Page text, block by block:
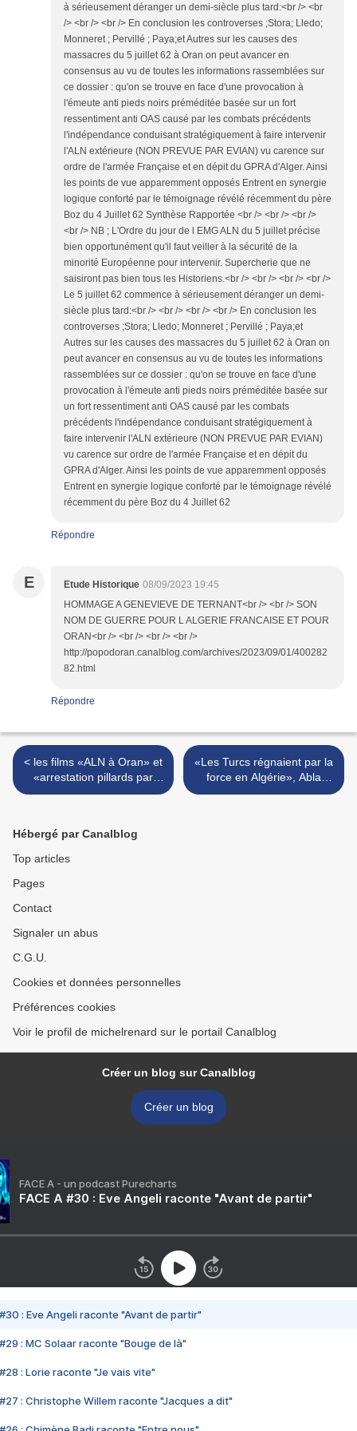
à sérieusement déranger un demi-siècle plus tard:<br /> <br
/> <br /> <br /> En conclusion les controverses ;Stora; Lledo;
Monneret ; Pervillé ; Paya;et Autres sur les causes des
massacres du 5 juillet 62 à Oran on peut avancer en
consensus au vu de toutes les informations rassemblées sur
ce dossier : qu'on se trouve en face d'une provocation à
l'émeute anti pieds noirs préméditée basée sur un fort
ressentiment anti OAS causé par les combats précédents
l'indépendance conduisant stratégiquement à faire intervenir
l'ALN extérieure (NON PREVUE PAR EVIAN) vu carence sur
ordre de l'armée Française et en dépit du GPRA d'Alger. Ainsi
les points de vue apparemment opposés Entrent en synergie
logique conforté par le témoignage révélé récemment du père
Boz du 4 Juillet 62 Synthèse Rapportée <br /> <br /> <br />
<br /> NB ; L'Ordre du jour de l EMG ALN du 5 juillet précise
bien opportunément qu'il faut veiller à la sécurité de la
minorité Européenne pour intervenir. Supercherie que ne
saisiront pas bien tous les Historiens.<br /> <br /> <br /> <br />
Le 5 juillet 62 commence à sérieusement déranger un demi-
siècle plus tard:<br /> <br /> <br /> <br /> En conclusion les
controverses ;Stora; Lledo; Monneret ; Pervillé ; Paya;et
Autres sur les causes des massacres du 5 juillet 62 à Oran on
peut avancer en consensus au vu de toutes les informations
rassemblées sur ce dossier : qu'on se trouve en face d'une
provocation à l'émeute anti pieds noirs préméditée basée sur
un fort ressentiment anti OAS causé par les combats
précédents l'indépendance conduisant stratégiquement à
faire intervenir l'ALN extérieure (NON PREVUE PAR EVIAN)
vu carence sur ordre de l'armée Française et en dépit du
GPRA d'Alger. Ainsi les points de vue apparemment opposés
Entrent en synergie logique conforté par le témoignage révélé
récemment du père Boz du 4 Juillet 62
Répondre
E Etude Historique 08/09/2023 19:45
HOMMAGE A GENEVIEVE DE TERNANT<br /> <br /> SON
NOM DE GUERRE POUR L ALGERIE FRANCAISE ET POUR
ORAN<br /> <br /> <br /> <br />
http://popodoran.canalblog.com/archives/2023/09/01/400282
82.html
Répondre
< les films «ALN à Oran» et
«arrestation pillards par
l'ALN», Jean-François PAYA
«Les Turcs régnaient par la
force en Algérie», Abla
GHEZIEL, historienne >
Hébergé par Canalblog
Top articles
Pages
Contact
Signaler un abus
C.G.U.
Cookies et données personnelles
Préférences cookies
Voir le profil de michelrenard sur le portail Canalblog
Créer un blog sur Canalblog
Créer un blog
FACE A - un podcast Purecharts
FACE A #30 : Eve Angeli raconte "Avant de partir"
#30 : Eve Angeli raconte "Avant de partir"
#29 : MC Solaar raconte "Bouge de là"
#28 : Lorie raconte "Je vais vite"
#27 : Christophe Willem raconte "Jacques a dit"